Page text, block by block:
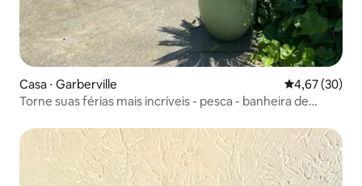
Casa ⋅ Garberville 4,67 de uma
4,67 (30)
Torne suas férias mais incríveis - pesca - banheira de